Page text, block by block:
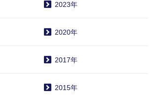
2023年
2020年
2017年
2015年